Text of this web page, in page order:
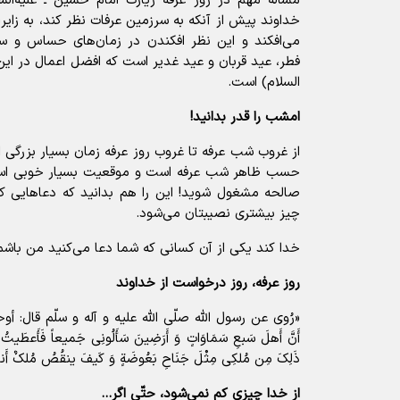
خداوند پیش از آنکه به سرزمین عرفات نظر کند، به
می‌افکند و این نظر افکندن در زمان‌های حساس و
فطر، عید قربان و عید غدیر است که افضل اعمال در
السلام) است.
امشب را قدر بدانید!
از غروب شب عرفه تا غروب روز عرفه زمان بسیار
حسب ظاهر شب عرفه است و موقعیت بسیار خوبی
صالحه مشغول شوید! این را هم بدانید که دعاهایی
چیز بیشتری نصیبتان می‌‌شود.
خدا کند یکی از آن کسانی که شما دعا می‌‌کنید من
روز عرفه، روز درخواست از خداوند
«رُوی عن رسول الله صلّی الله علیه و آله و سلّم قال:
أَنَّ أَهلَ سَبعِ سَمَاوَاتٍ وَ أَرَضِینَ سَأَلُونِی جَمیعاً
ذَلِکَ مِن مُلکِی مِثْلَ جَنَاحِ بَعُوضَةٍ وَ کَیفَ ینقُصُ مُلکٌ
از خدا چیزی کم نمی‌‌شود، حتّی اگر...